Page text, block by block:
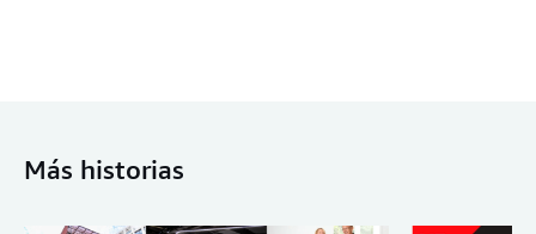
Más historias